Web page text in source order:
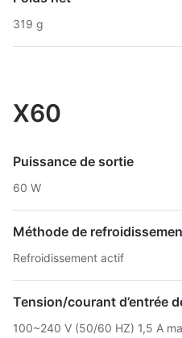
319 g
X60
Puissance de sortie
60 W
Méthode de
Refroidissement actif
Tension/courant d’entrée
100~240 V (50/60 HZ) 1,5 A